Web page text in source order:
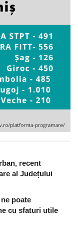
recent
al Județului
poate
cu sfaturi utile